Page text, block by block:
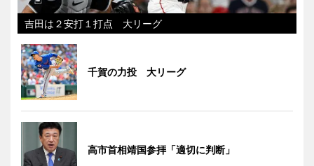
吉田は２安打１打点 大リーグ
千賀の力投 大リーグ
高市首相靖国参拝「適切に判断」